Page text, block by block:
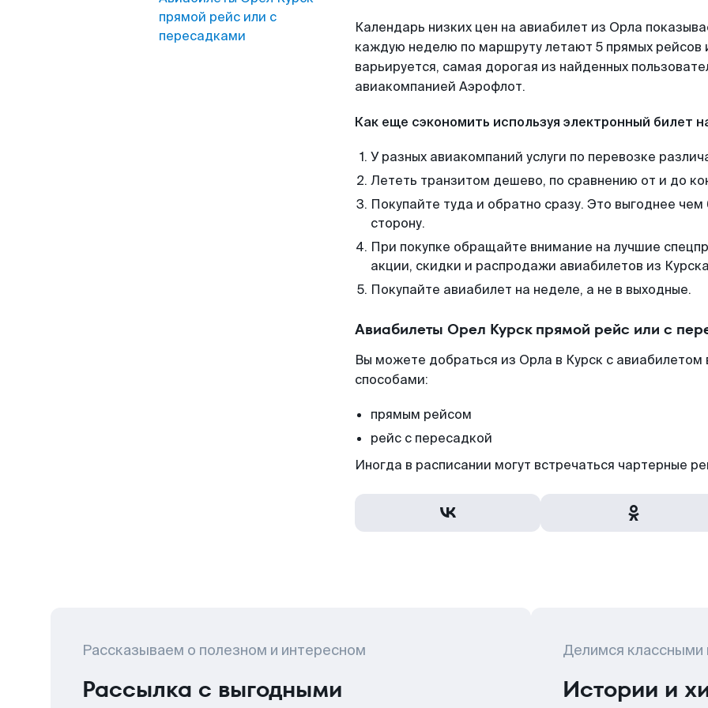
прямой рейс или с
пересадками
Календарь низких цен на авиабилет из Орла
каждую неделю по маршруту летают 5 прямых рейсов
варьируется, самая дорогая из найденных
авиакомпанией Аэрофлот.
Как еще сэкономить используя электронный билет
У разных авиакомпаний услуги по перевозке
Лететь транзитом дешево, по сравнению от и до
Покупайте туда и обратно сразу. Это выгоднее
сторону.
При покупке обращайте внимание на лучшие
акции, скидки и распродажи авиабилетов из
Покупайте авиабилет на неделе, а не в выходные.
Авиабилеты Орел Курск прямой рейс или с
Вы можете добраться из Орла в Курск с авиабилетом
способами:
прямым рейсом
рейс с пересадкой
Иногда в расписании могут встречаться чартерные
Рассказываем о полезном и интересном
Рассылка с выгодными
Делимся классными
Истории и